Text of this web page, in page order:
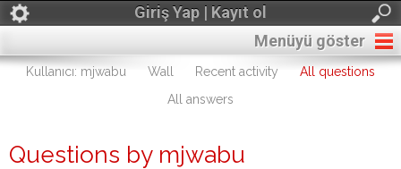
Giriş Yap | Kayıt ol
Menüyü göster
Kullanıcı: mjwabu Wall Recent activity
All questions
All answers
Questions by mjwabu